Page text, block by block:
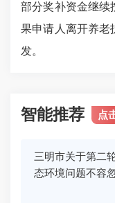
部分奖补资金继续
果申请人离开养老
发。
智能推荐 点
三明市关于第二
态环境问题不容